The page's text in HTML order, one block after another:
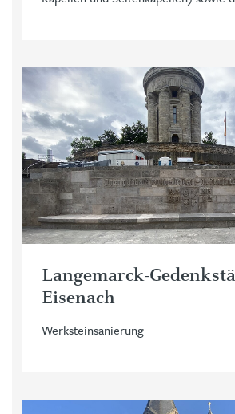
Langemarck-
Eisenach
Werksteinsanierung